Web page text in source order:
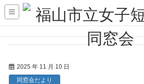
2025 年 11 月 10 日
同窓会だより